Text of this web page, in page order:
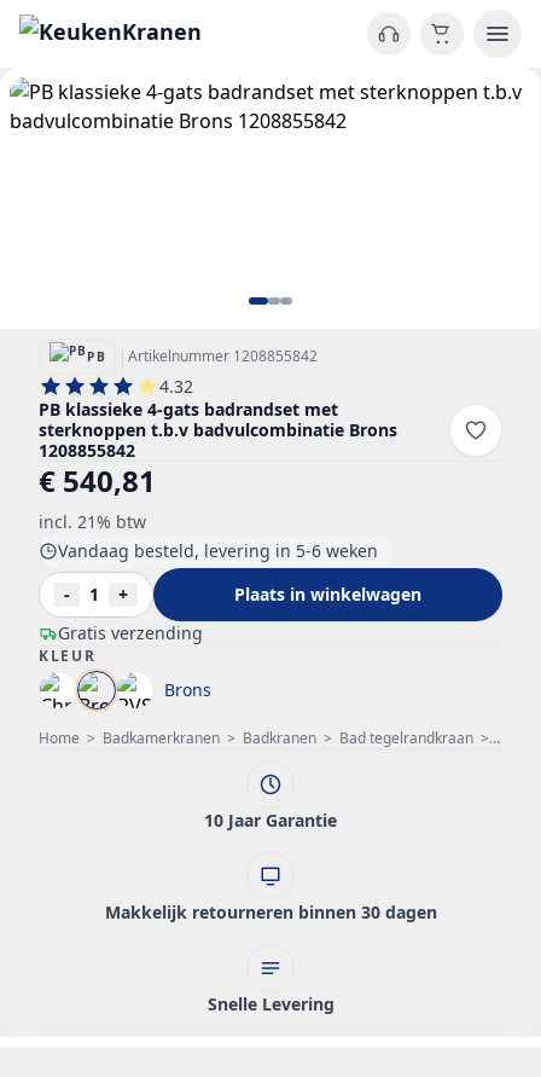
Home > Badkamerkranen > Badkranen > Bad tegelrandkraan > PB
PB | Artikelnummer 1208855842
4.32
PB klassieke 4-gats badrandset met
sterknoppen t.b.v badvulcombinatie Brons
1208855842
€ 540,81
incl. 21% btw
Gratis verzending
Vandaag besteld, levering in 5-6 weken
-
1 + Plaats in winkelwagen
KLEUR
Brons
10 Jaar Garantie
Makkelijk retourneren binnen 30 dagen
Snelle Levering